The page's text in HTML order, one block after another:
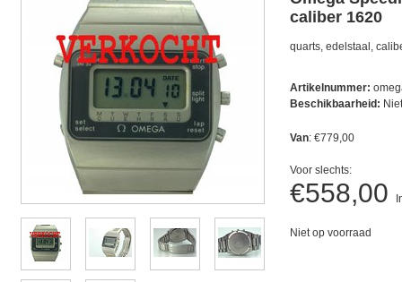
caliber 1620
quarts, edelstaal,
Artikelnummer:
Beschikbaarheid:
Van: €779,00
Voor slechts:
€558,00
Niet op voorraad